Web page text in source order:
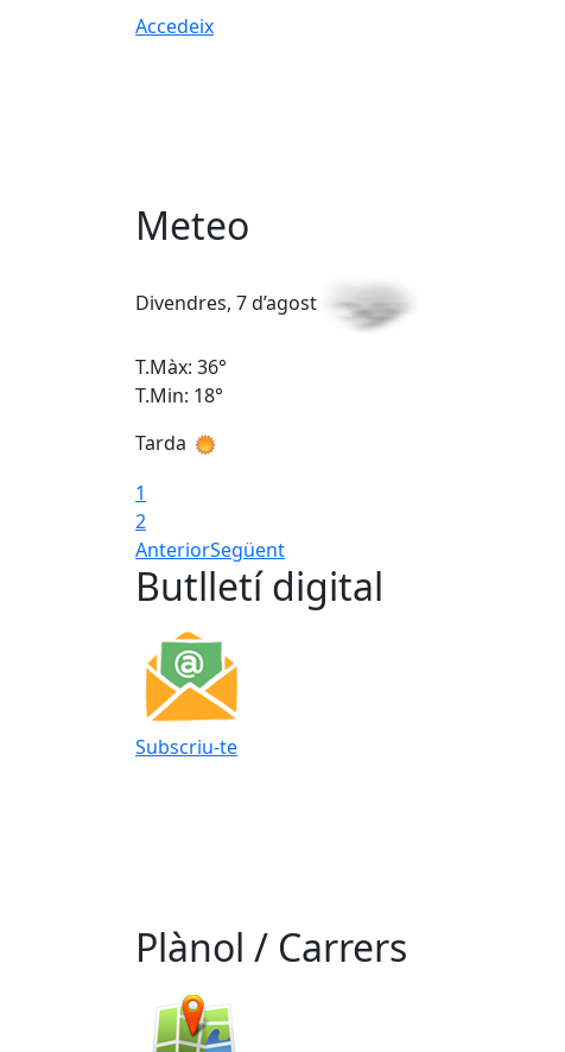
Accedeix
Meteo
Divendres, 7 d’agost
T.Màx: 36°
T.Min: 18°
Tarda
1
2
AnteriorSegüent
Butlletí digital
Subscriu-te
Plànol / Carrers